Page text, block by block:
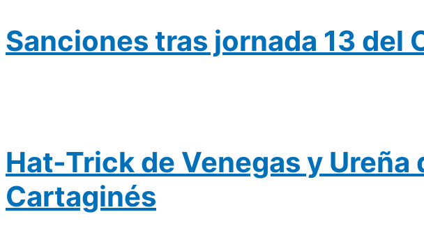
Sanciones tras jornada 13 del
Hat-Trick de Venegas y
Cartaginés